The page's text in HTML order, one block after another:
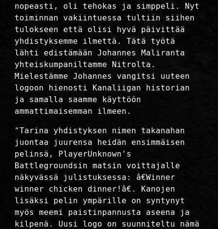
nopeasti, oli tehokas ja simppeli. Nyt
toiminnan vakiintuessa tultiin siihen
tulokseen että olisi hyvä päivittää
yhdistyksemme ilmettä. Tätä työtä
lähti edistämään Johannes Maliranta
yhteiskumpaniltamme Nitrolta.
Mielestämme Johannes vangitsi uuteen
logoon hienosti Kanaliigan historian
ja samalla saamme käyttöön
ammattimaisemman ilmeen.
"Tarina yhdistyksen nimen takanahan
juontaa juurensa heidän ensimmäisen
pelinsä, PlayerUnknown's
Battlegroundsin matsin voittajalle
näkyvässä julistuksessa: â€Winner
winner chicken dinner!â€. Kanojen
lisäksi pelin ympärille on syntynyt
myös meemi paistinpannusta aseena ja
kilpenä. Uusi logo on suunniteltu nämä